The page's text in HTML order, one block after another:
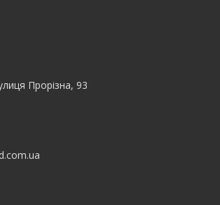
Прорізна, 93